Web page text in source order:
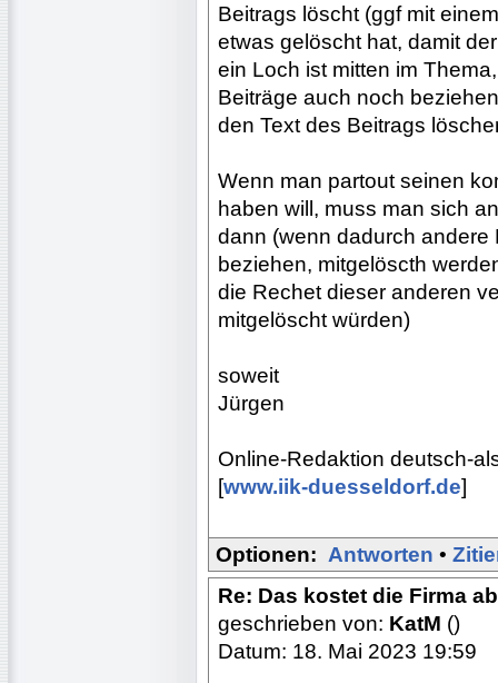
Beitrags löscht (ggf mit
etwas gelöscht hat, damit
ein Loch ist mitten im
Beiträge auch noch
den Text des Beitrags
Wenn man partout seinen
haben will, muss man sich
dann (wenn dadurch
beziehen, mitgelöscth
die Rechet dieser anderen
mitgelöscht würden)
soweit
Jürgen
Online-Redaktion deutsch-
[www.iik-duesseldorf.de]
Optionen: Antworten •
Re: Das kostet die Firma
geschrieben von: KatM ()
Datum: 18. Mai 2023 19:59